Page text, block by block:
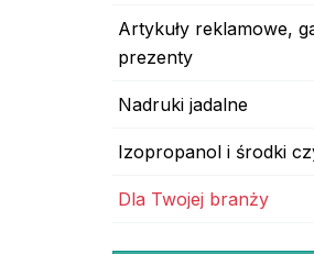
Artykuły reklamowe,
prezenty
Nadruki jadalne
Izopropanol i środki
Dla Twojej branży